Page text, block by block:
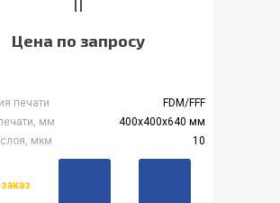
Цена по запросу
печати
FDM/FFF
мм
400x400x640 мм
мкм
10